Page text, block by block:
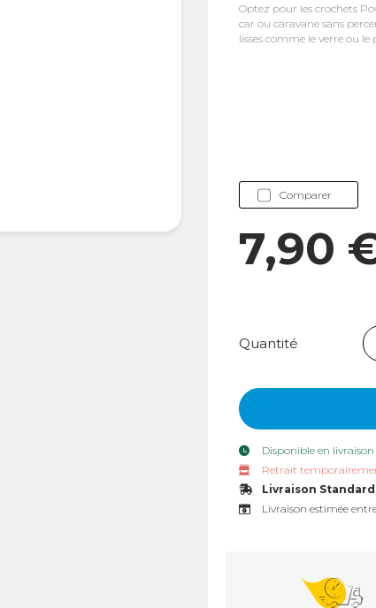
Optez pour les crochets
car ou caravane sans
lisses comme le verre ou le
Comparer
7,90
Quantité
Disponible en
Retrait
Livraison Standard
Livraison estimée